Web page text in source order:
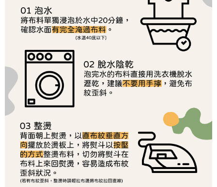
【注意事項】
１．透過由恩沛科技股份有限公司提供之「AFTEE先享後付」服務完成之交
易，需依本服務之必要範圍內提供個人資料，並將交易相關給付款項請求債
權轉讓予恩沛科技股份有限公司。
https://aftee.tw/terms/#terms3
３．未成年的使用者請事先徵得法定代理人或監護人之同意方可使用
「AFTEE先享後付」，若未經同意申辦者引起之損失，本公司不負相關責
任。
４．使用「AFTEE先享後付」時，將依據個別帳號之用戶狀況，依本公司即
時審查核予不同之上限額度；若仍有額度不足之情形，本公司將視審查結果
請求用戶進行身份認證。
５．嚴禁一人註冊多個帳號或使用他人資訊註冊。若發現惡意使用之情形，
恩沛科技股份有限公司將有權停止該用戶之使用額度並採取法律行動。